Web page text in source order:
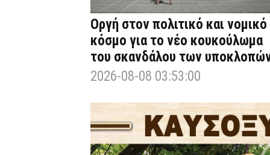
Οργή στον πολιτικό και νομικό
κόσμο για το νέο κουκούλωμα
του σκανδάλου των
2026-08-08 03:53:00